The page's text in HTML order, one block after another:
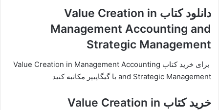
دانلود کتاب Value Creation in
Management Accounting and
Strategic Management
برای خرید کتاب Value Creation in Management Accounting
and Strategic Management با گیگاپیپر مکاتبه کنید
خرید کتاب Value Creation in